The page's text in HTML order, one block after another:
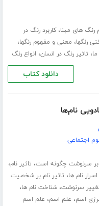
رنگ های مبنا،کاربرد رنگ در
رنگها، معنی و مفهوم رنگها،
، تاثیر رنگ در انسان، انواع رنگ
دانلود کتاب
نام‌ها
اجتماعی
بر سرنوشت چگونه است، تاثیر نام،
اسرار نام ها، تاثیر نام بر شخصیت
تغییر سرنوشت،شناخت نام ها،
اسم، علم اسم، علم اسم